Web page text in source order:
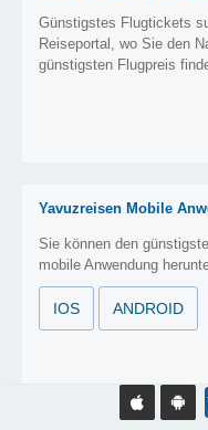
Günstigstes Flugtickets
Reiseportal, wo Sie den
günstigsten Flugpreis
Yavuzreisen Mobile
Sie können den
mobile Anwendung
IOS ANDROID